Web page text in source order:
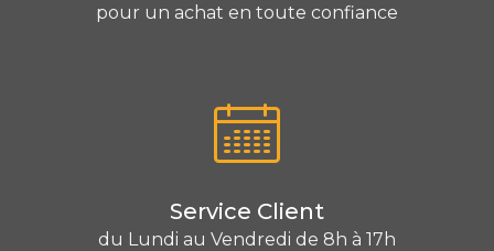
pour un achat en toute confiance
Service Client
du Lundi au Vendredi de 8h à 17h